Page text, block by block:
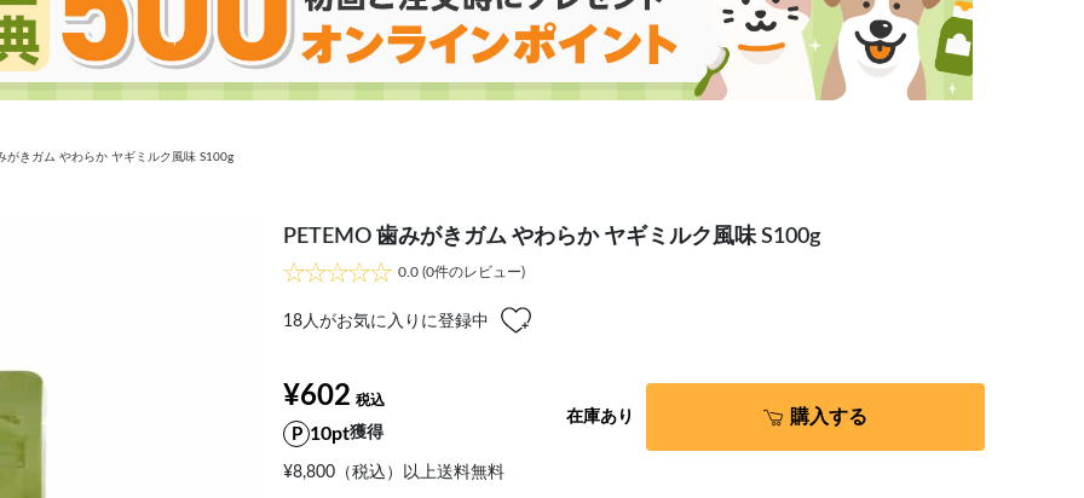
がきガム やわらか ヤギミルク風味 S100g
PETEMO 歯みがきガム やわらか ヤギミルク風味 S100g
0.0 (0件のレビュー)
18人がお気に入りに登録中
¥602
10pt獲得
¥8,800（税込）以上送料無料
在庫あり 購入する